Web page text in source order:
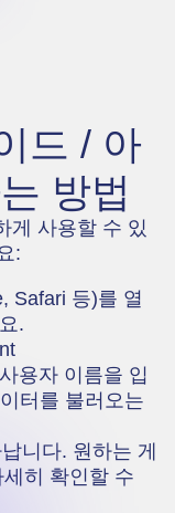
드 / 아
방법
게 사용할 수 있
:
Safari 등)를 열
.
용자 이름을 입
터를 불러오는
니다. 원하는 게
히 확인할 수